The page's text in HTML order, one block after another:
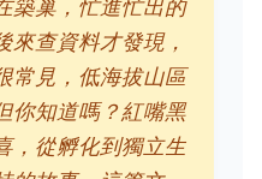
築巢，忙進忙出的
來查資料才發現，
常見，低海拔山區
你知道嗎？紅嘴黑
，從孵化到獨立生